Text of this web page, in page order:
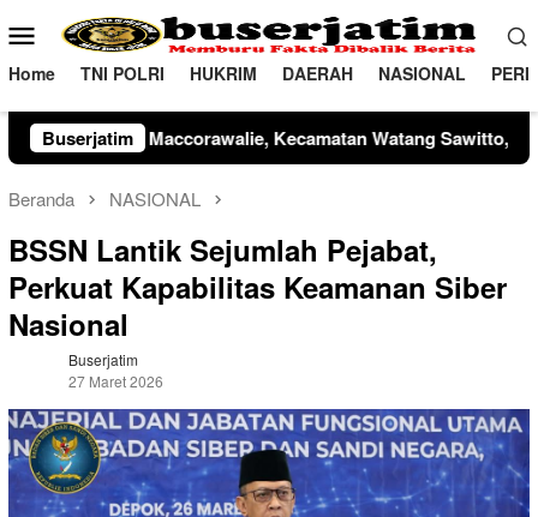
ke
konten
Menu
Mobile
Home TNI POLRI HUKRIM DAERAH NASIONAL
Buserjatim Kapolres Pinrang
Beranda NASIONAL
BSSN Lantik Sejumlah Pejabat,
Perkuat Kapabilitas Keamanan Siber
Nasional
Buserjatim
27 Maret 2026